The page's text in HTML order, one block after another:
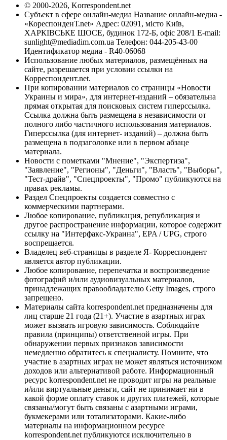
© 2000-2026, Korrespondent.net
Субъект в сфере онлайн-медиа Название онлайн-медиа -
«КореспонденТ.net» Адрес: 02091, місто Київ,
ХАРКІВСЬКЕ ШОСЕ, будинок 172-Б, офіс 208/1 E-mail:
sunlight@mediadim.com.ua Телефон: 044-205-43-00
Идентификатор медиа - R40-06068
Использование любых материалов, размещённых на
сайте, разрешается при условии ссылки на
Корреспондент.net.
При копировании материалов со страницы «Новости
Украины и мира», для интернет-изданий – обязательна
прямая открытая для поисковых систем гиперссылка.
Ссылка должна быть размещена в независимости от
полного либо частичного использования материалов.
Гиперссылка (для интернет- изданий) – должна быть
размещена в подзаголовке или в первом абзаце
материала.
Новости с пометками "Мнение", "Экспертиза",
"Заявление", "Регионы", "Деньги", "Власть", "Выборы",
"Тест-драйв", "Спецпроекты", "Промо" публикуются на
правах рекламы.
Раздел Спецпроекты создается совместно с
коммерческими партнерами.
Любое копирование, публикация, републикация и
другое распространение информации, которое содержит
ссылку на "Интерфакс-Украина", EPA / UPG, строго
воспрещается.
Владелец веб-страницы в разделе Я- Корреспондент
является автор публикации.
Любое копирование, перепечатка и воспроизведение
фотографий и/или аудиовизуальных материалов,
принадлежащих правообладателю Getty Images, строго
запрещено.
Материалы сайта korrespondent.net предназначены для
лиц старше 21 года (21+). Участие в азартных играх
может вызвать игровую зависимость. Соблюдайте
правила (принципы) ответственной игры. При
обнаружении первых признаков зависимости
немедленно обратитесь к специалисту. Помните, что
участие в азартных играх не может являться источником
доходов или альтернативой работе. Информационный
ресурс korrespondent.net не проводит игры на реальные
и/или виртуальные деньги, сайт не принимает ни в
какой форме оплату ставок и других платежей, которые
связаны/могут быть связаны с азартными играми,
букмекерами или тотализаторами. Какие-либо
материалы на информационном ресурсе
korrespondent.net публикуются исключительно в